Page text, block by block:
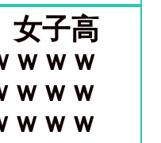
女子高
ｗｗｗ
ｗｗｗ
ｗｗｗ